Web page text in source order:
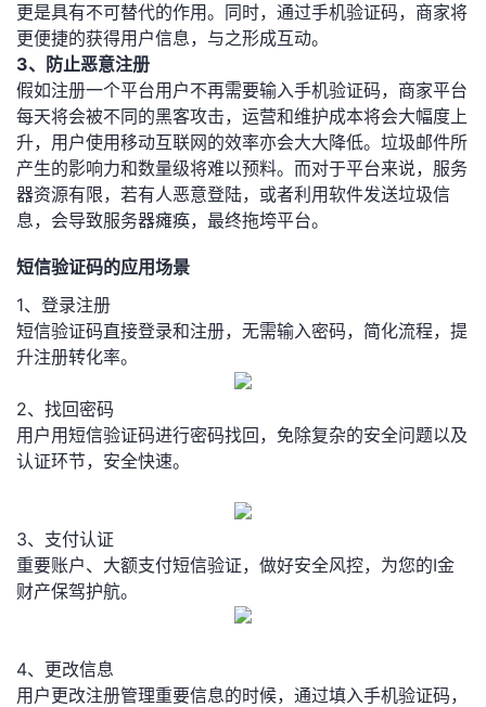
注
开
发
者
学
堂
的
程
我
认
的
验
我
收
藏
的
Programs
我
的
支
持
我
技
支
的
声
议
更是具有不可替代的作用。同时，通过手机验证码，商家将
更便捷的获得用户信息，与之形成互动。
3、防止恶意注册
假如注册一个平台用户不再需要输入手机验证码，商家平台
每天将会被不同的黑客攻击，运营和维护成本将会大幅度上
升，用户使用移动互联网的效率亦会大大降低。垃圾邮件所
产生的影响力和数量级将难以预料。而对于平台来说，服务
器资源有限，若有人恶意登陆，或者利用软件发送垃圾信
息，会导致服务器瘫痪，最终拖垮平台。
短信验证码的应用场景
1、登录注册
短信验证码直接登录和注册，无需输入密码，简化流程，提
升注册转化率。
2、找回密码
用户用短信验证码进行密码找回，免除复杂的安全问题以及
认证环节，安全快速。
3、支付认证
重要账户、大额支付短信验证，做好安全风控，为您的I金
财产保驾护航。
4、更改信息
用户更改注册管理重要信息的时候，通过填入手机验证码，